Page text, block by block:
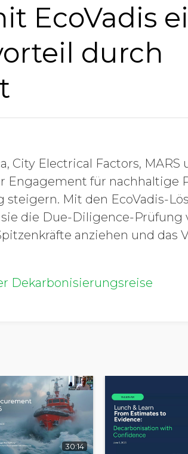
EcoVadis
durch
City Electrical Factors, MARS
Engagement für nachhaltige
Mit den EcoVadis-
die Due-Diligence-Prüfung
anziehen und das
Dekarbonisierungsreise
30:14